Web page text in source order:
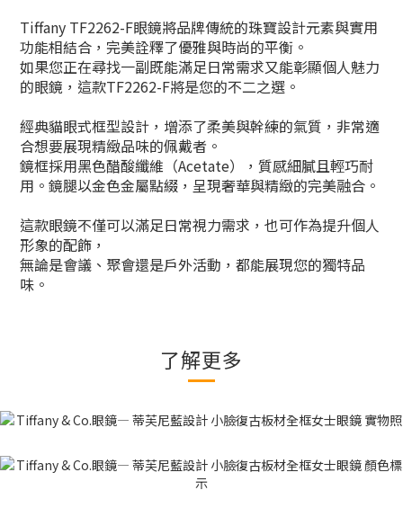
Tiffany TF2262-F眼鏡將品牌傳統的珠寶設計元素與實用
功能相結合，完美詮釋了優雅與時尚的平衡。
如果您正在尋找一副既能滿足日常需求又能彰顯個人魅力
的眼鏡，這款TF2262-F將是您的不二之選。
經典貓眼式框型設計，增添了柔美與幹練的氣質，非常適
合想要展現精緻品味的佩戴者。
鏡框採用黑色醋酸纖維（Acetate），質感細膩且輕巧耐
用。鏡腿以金色金屬點綴，呈現奢華與精緻的完美融合。
這款眼鏡不僅可以滿足日常視力需求，也可作為提升個人
形象的配飾，
無論是會議、聚會還是戶外活動，都能展現您的獨特品
味。
了解更多